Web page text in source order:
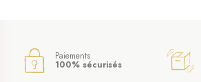
Paiements
100% sécurisés